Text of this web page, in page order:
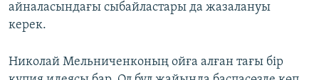
айналасындағы сыбайластары да жазалануы
керек.
Николай Мельниченконың ойға алған тағы бір